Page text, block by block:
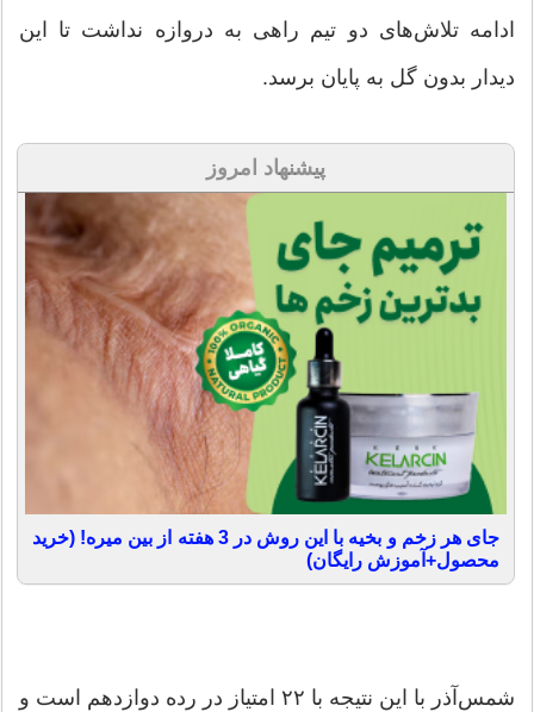
ادامه تلاش‌های دو تیم راهی به دروازه نداشت تا این
دیدار بدون گل به پایان برسد.
پیشنهاد امروز
جای هر زخم و بخیه با این روش در 3 هفته از بین میره! (خرید
محصول+آموزش رایگان)
شمس‌آذر با این نتیجه با ۲۲ امتیاز در رده دوازدهم است و